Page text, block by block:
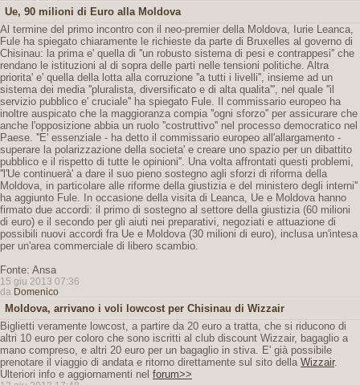
Ue, 90 milioni di Euro alla Moldova
Al termine del primo incontro con il neo-premier della Moldova, Iurie Leanca,
Fule ha spiegato chiaramente le richieste da parte di Bruxelles al governo di
Chisinau: la prima e' quella di ''un robusto sistema di pesi e contrappesi'' che
rendano le istituzioni al di sopra delle parti nelle tensioni politiche. Altra
priorita' e' quella della lotta alla corruzione ''a tutti i livelli'', insieme ad un
sistema dei media ''pluralista, diversificato e di alta qualita''', nel quale ''il
servizio pubblico e' cruciale'' ha spiegato Fule. Il commissario europeo ha
inoltre auspicato che la maggioranza compia ''ogni sforzo'' per assicurare che
anche l'opposizione abbia un ruolo ''costruttivo'' nel processo democratico nel
Paese. ''E' essenziale - ha detto il commissario europeo all'allargamento -
superare la polarizzazione della societa' e creare uno spazio per un dibattito
pubblico e il rispetto di tutte le opinioni''. Una volta affrontati questi problemi,
''l'Ue continuerà' a dare il suo pieno sostegno agli sforzi di riforma della
Moldova, in particolare alle riforme della giustizia e del ministero degli interni''
ha aggiunto Fule. In occasione della visita di Leanca, Ue e Moldova hanno
firmato due accordi: il primo di sostegno al settore della giustizia (60 milioni
di euro) e il secondo per gli aiuti nei preparativi, negoziati e attuazione di
possibili nuovi accordi fra Ue e Moldova (30 milioni di euro), inclusa un'intesa
per un'area commerciale di libero scambio.
Fonte: Ansa
15 giu 2013 07:36
da Domenico
Moldova, arrivano i voli lowcost per Chisinau di Wizzair
Biglietti veramente lowcost, a partire da 20 euro a tratta, che si riducono di
altri 10 euro per coloro che sono iscritti al club discount Wizzair, bagaglio a
mano compreso, e altri 20 euro per un bagaglio in stiva. E' già possibile
prenotare il viaggio di andata e ritorno direttamente sul sito della Wizzair.
Ulteriori info e aggiornamenti nel forum>>